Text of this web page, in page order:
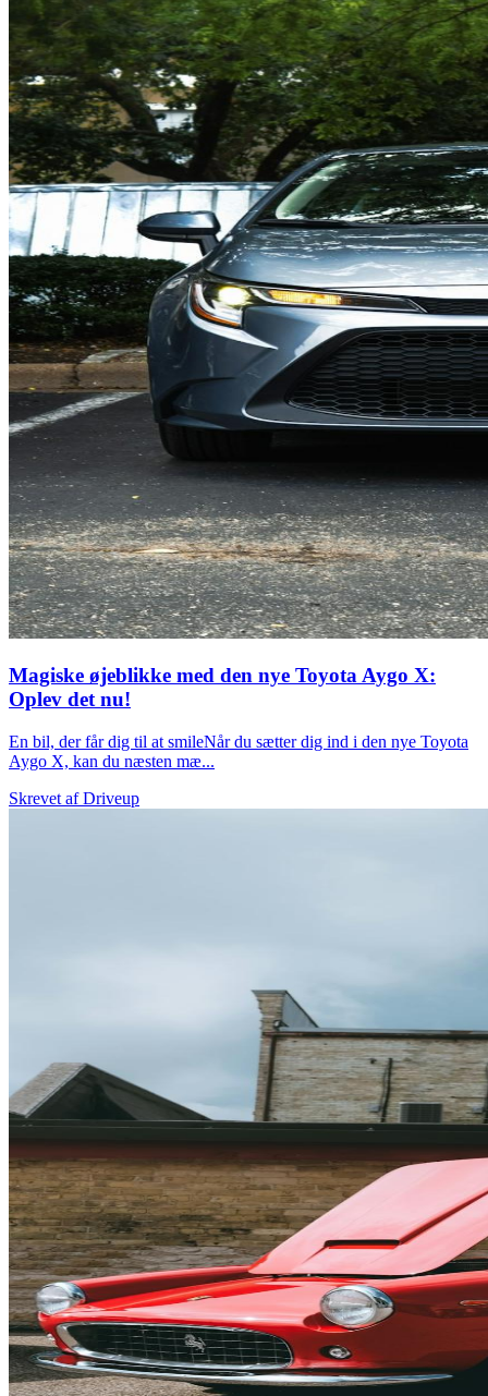
Magiske øjeblikke med den nye Toyota Aygo X:
Oplev det nu!
En bil, der får dig til at smileNår du sætter dig ind i den nye Toyota
Aygo X, kan du næsten mæ...
Skrevet afDriveup